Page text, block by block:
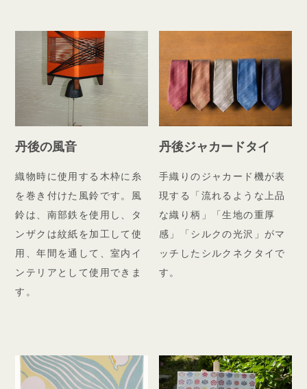
丹後の風音
織物時に使用する木枠に糸
を巻き付けた風鈴です。風
鈴は、南部鉄を使用し、タ
ンザクは紋紙を加工して使
用、年間を通して、室内イ
ンテリアとして使用できま
す。
丹後ジャカードタイ
手織りのジャカード機が表
現する「流れるような上品
な織り柄」「生地の重厚
感」「シルクの光沢」がマ
ッチしたシルクネクタイで
す。